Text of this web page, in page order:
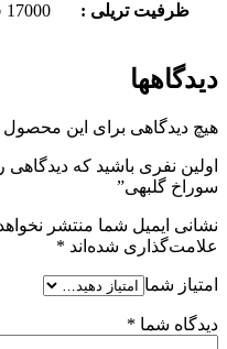
ظرفیت تریلی : 17000 قالب
دیدگاهها
هیچ دیدگاهی برای این
اولین نفری باشید که
سوراخ گلبهی”
نشانی ایمیل شما منتشر
علامت‌گذاری شده‌اند *
امتیاز شما
دیدگاه شما *